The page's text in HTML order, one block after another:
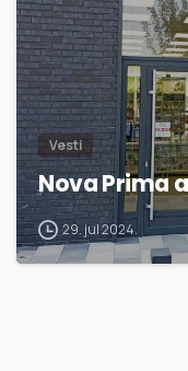
Vesti
Nova Prima
29. jul 2024.